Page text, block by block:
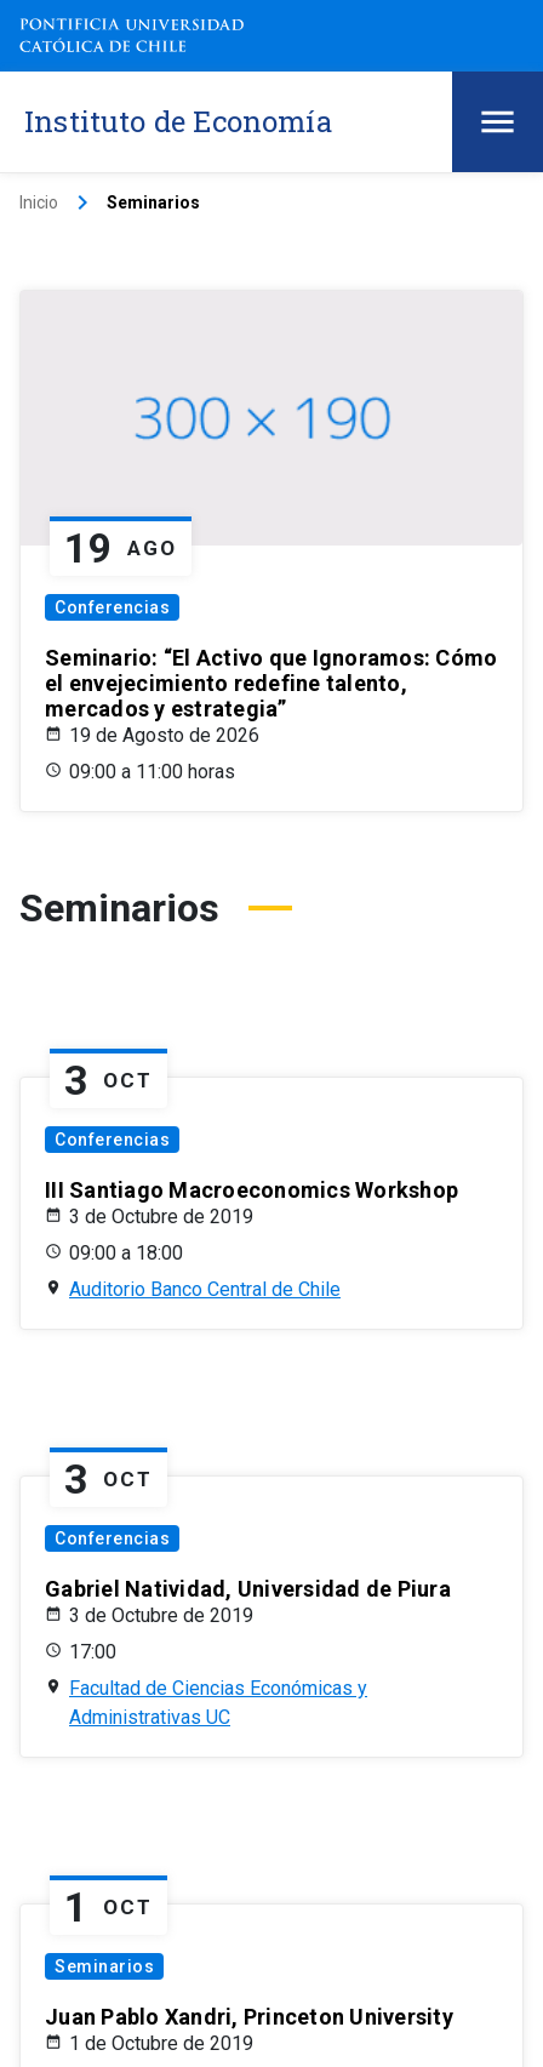
Instituto de Economía
Inicio keyboard_arrow_right Seminarios
19 AGO
Conferencias
Seminario: “El Activo que Ignoramos: Cómo
el envejecimiento redefine talento,
mercados y estrategia”
19 de Agosto de 2026
09:00 a 11:00 horas
Seminarios
3 OCT
Conferencias
III Santiago Macroeconomics Workshop
3 de Octubre de 2019
09:00 a 18:00
Auditorio Banco Central de Chile
3 OCT
Conferencias
Gabriel Natividad, Universidad de Piura
3 de Octubre de 2019
17:00
Facultad de Ciencias Económicas y
Administrativas UC
1 OCT
Seminarios
Juan Pablo Xandri, Princeton University
1 de Octubre de 2019